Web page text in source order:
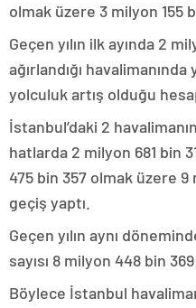
olmak üzere 3 milyon 155
Geçen yılın ilk ayında 2
ağırlandığı
yolculuk artış olduğu
İstanbul’daki 2
hatlarda 2 milyon 681 bin
475 bin 357 olmak üzere 9
geçiş yaptı.
Geçen yılın aynı
sayısı 8 milyon 448 bin
Böylece İstanbul